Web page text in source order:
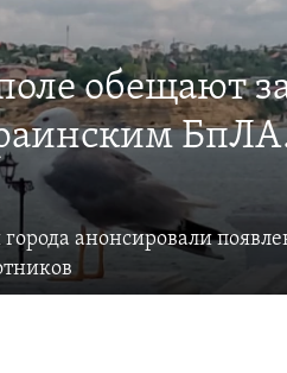
обещают
города анонсировали